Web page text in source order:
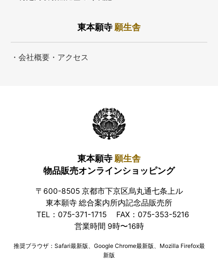
東本願寺 願生舎
・会社概要・アクセス
東本願寺願生舎
物品販売オンラインショッピング
〒600-8505 京都市下京区烏丸通七条上ル
東本願寺 総合案内所内記念品販売所
TEL：075-371-1715
FAX：075-353-5216
営業時間 9時〜16時
推奨ブラウザ：Safari最新版、Google Chrome最新版、Mozilla Firefox最
新版